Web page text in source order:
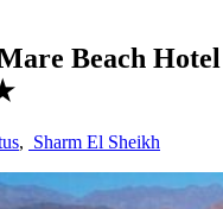
Beach
, Sharm El Sheikh